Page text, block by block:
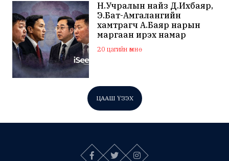
Н.Учралын найз Д.Ихбаяр,
Э.Бат-Амгалангийн
хамтрагч А.Баяр нарын
маргаан ирэх намар
нийслэлийн МАН дахин
хагарахыг харуулж байна
20 цагийн өмнө
ЦААШ ҮЗЭХ